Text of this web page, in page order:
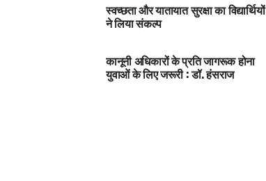
स्वच्छता और यातायात सुरक्षा का विद्यार्थियों
ने लिया संकल्प
कानूनी अधिकारों के प्रति जागरूक होना
युवाओं के लिए जरूरी : डॉ. हंसराज